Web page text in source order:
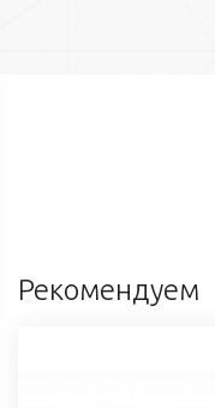
Рекомендуем